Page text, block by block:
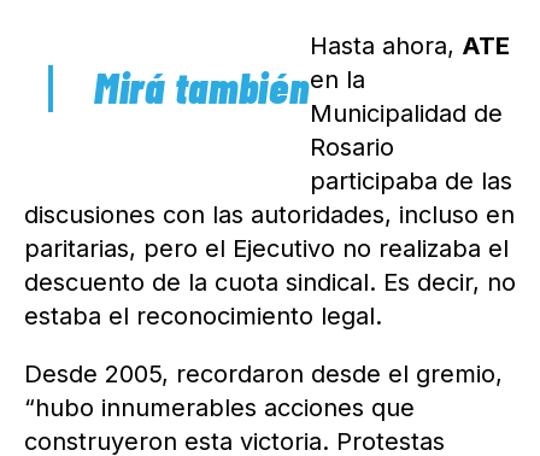
Hasta ahora, ATE
en la
Municipalidad de
Rosario
participaba de las
discusiones con las autoridades, incluso en
paritarias, pero el Ejecutivo no realizaba el
descuento de la cuota sindical. Es decir, no
estaba el reconocimiento legal.
Desde 2005, recordaron desde el gremio,
“hubo innumerables acciones que
construyeron esta victoria. Protestas